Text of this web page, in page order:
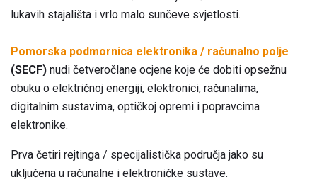
lukavih stajališta i vrlo malo sunčeve svjetlosti.
Pomorska podmornica elektronika / računalno polje
(SECF) nudi četveročlane ocjene koje će dobiti opsežnu
obuku o električnoj energiji, elektronici, računalima,
digitalnim sustavima, optičkoj opremi i popravcima
elektronike.
Prva četiri rejtinga / specijalistička područja jako su
uključena u računalne i elektroničke sustave.